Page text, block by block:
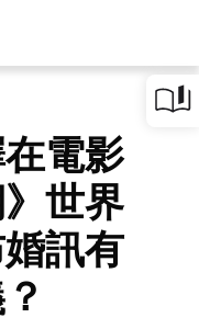
電影
》世界
訊有